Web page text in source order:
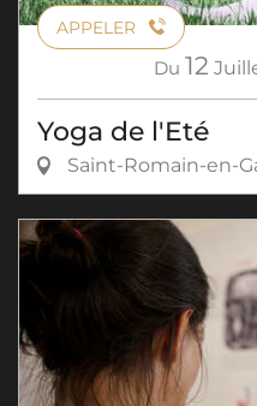
APPELER
Du 12
Yoga de l'Eté
Saint-Romain-en-